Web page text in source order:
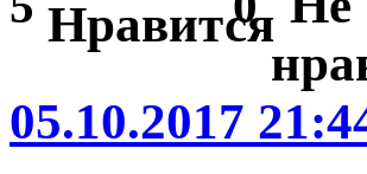
05.10.2017